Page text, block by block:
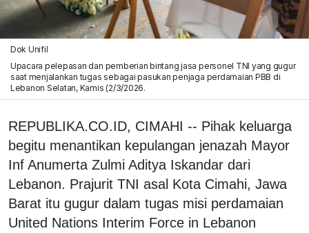
Dok Unifil
Upacara pelepasan dan pemberian bintang jasa personel TNI yang gugur
saat menjalankan tugas sebagai pasukan penjaga perdamaian PBB di
Lebanon Selatan, Kamis (2/3/2026.
REPUBLIKA.CO.ID, CIMAHI -- Pihak keluarga
begitu menantikan kepulangan jenazah Mayor
Inf Anumerta Zulmi Aditya Iskandar dari
Lebanon. Prajurit TNI asal Kota Cimahi, Jawa
Barat itu gugur dalam tugas misi perdamaian
United Nations Interim Force in Lebanon